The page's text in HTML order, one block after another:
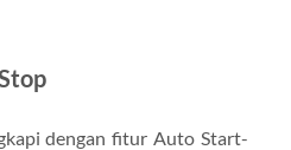
dengan fitur Auto Start-